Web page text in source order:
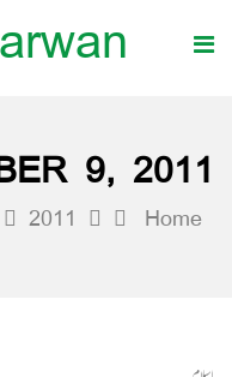
9, 2011
Home
2011